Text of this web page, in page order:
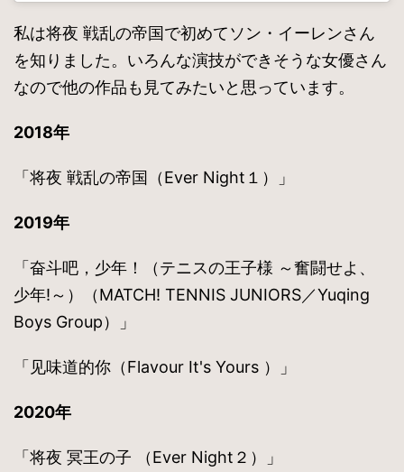
私は将夜 戦乱の帝国で初めてソン・イーレンさん
を知りました。いろんな演技ができそうな女優さん
なので他の作品も見てみたいと思っています。
2018年
「将夜 戦乱の帝国（Ever Night１）」
2019年
「奋斗吧，少年！（テニスの王子様 ～奮闘せよ、
少年!～）（MATCH! TENNIS JUNIORS／Yuqing
Boys Group）」
「见味道的你（Flavour It's Yours ）」
2020年
「将夜 冥王の子 （Ever Night２）」